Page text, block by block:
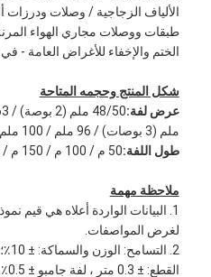
منتجات
معلومات عنا
الألياف الزجاجية / وصلات ودرزات
طبقات ووصلات مجاري الهواء
الختم والإخفاء للأغراض العامة -
شكل المنتج وحجمه المتاحة
عرض لفة:
ملم (3 بوصات) / 96 ملم / 100 ملم (4 بوصات)
طول اللفة:50 م / 100 م / 150 م / 200 م / 250 م / 300 م
ملاحظة مهمة
1. البيانات الواردة أعلاه هي قيم
لغرض المواصفات.
القطع: ± 0.3 متر ، لفة جامبو ± 0.5٪.